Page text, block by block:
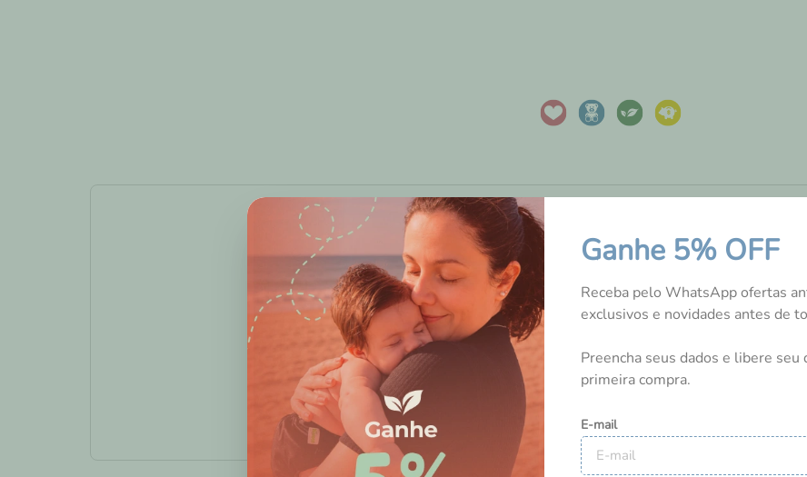
Ganhe 5% OFF
Receba pelo WhatsApp ofertas
exclusivos e novidades antes de
Preencha seus dados e libere seu
primeira compra.
E-mail
AVALIAÇÕES DOS
NOSSOS CLIENTES
Tem esse produto? Seja o primeiro a avaliá-lo!